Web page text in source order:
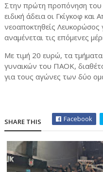
Στην πρώτη προπόνηση
ειδική άδεια οι Γκίγκοφ
νεοαποκτηθείς Λευκορώσος
αναμένεται τις επόμενες
Με τιμή 20 ευρώ, τα
γυναικών του ΠΑΟΚ,
για τους αγώνες των δύο
SHARE THIS Facebook